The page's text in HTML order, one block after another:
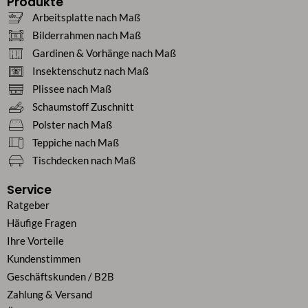
Arbeitsplatte nach Maß
Bilderrahmen nach Maß
Gardinen & Vorhänge nach Maß
Insektenschutz nach Maß
Plissee nach Maß
Schaumstoff Zuschnitt
Polster nach Maß
Teppiche nach Maß
Tischdecken nach Maß
Service
Ratgeber
Häufige Fragen
Ihre Vorteile
Kundenstimmen
Geschäftskunden / B2B
Zahlung & Versand